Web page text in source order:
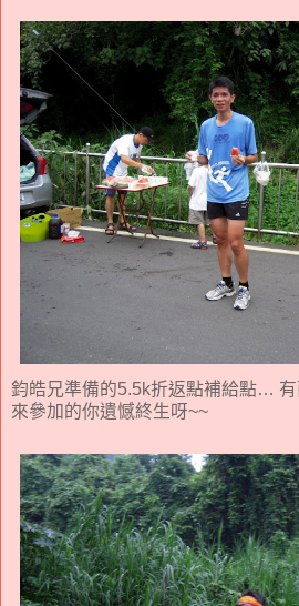
鈞皓兄準備的5.5k折返點補給點…
來參加的你遺憾終生呀~~